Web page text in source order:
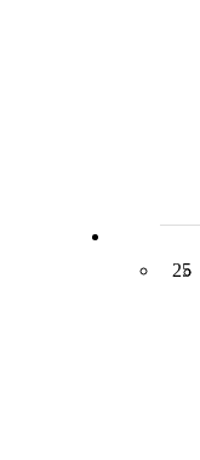
25